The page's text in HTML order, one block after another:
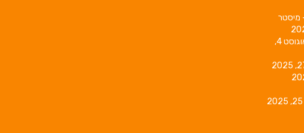
מיסטר
אוגוסט 4,